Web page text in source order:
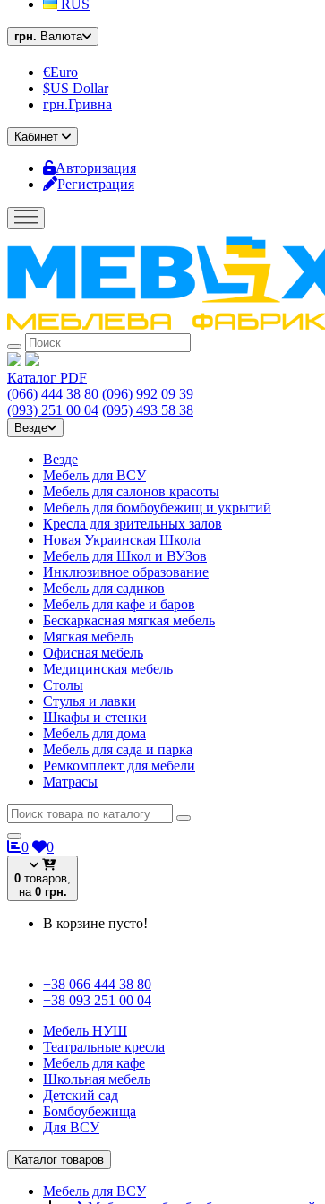
RUS
грн. Валюта
€Euro
$US Dollar
грн.Гривна
Кабинет
Авторизация
Регистрация
Каталог PDF
(066) 444 38 80 (096) 992 09 39
(093) 251 00 04 (095) 493 58 38
Везде
Везде
Мебель для ВСУ
Мебель для салонов красоты
Мебель для бомбоубежищ и укрытий
Кресла для зрительных залов
Новая Украинская Школа
Мебель для Школ и ВУЗов
Инклюзивное образование
Мебель для садиков
Мебель для кафе и баров
Бескаркасная мягкая мебель
Мягкая мебель
Офисная мебель
Медицинская мебель
Столы
Стулья и лавки
Шкафы и стенки
Мебель для дома
Мебель для сада и парка
Ремкомплект для мебели
Матрасы
0 0
0 товаров,
на 0 грн.
В корзине пусто!
+38 066 444 38 80
+38 093 251 00 04
Мебель НУШ
Театральные кресла
Мебель для кафе
Школьная мебель
Детский сад
Бомбоубежища
Для ВСУ
Каталог товаров
Мебель для ВСУ